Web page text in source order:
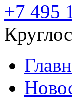
+7 495